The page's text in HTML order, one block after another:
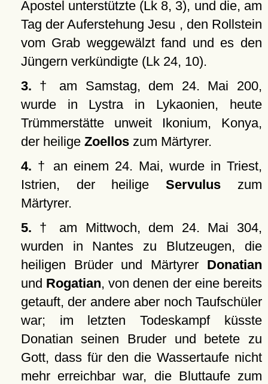
Apostel unterstützte (Lk 8, 3), und die, am
Tag der Auferstehung Jesu , den Rollstein
vom Grab weggewälzt fand und es den
Jüngern verkündigte (Lk 24, 10).
3. † am Samstag, dem 24. Mai 200,
wurde in Lystra in Lykaonien, heute
Trümmerstätte unweit Ikonium, Konya,
der heilige Zoelloszum Märtyrer.
4. † an einem 24. Mai, wurde in Triest,
Istrien, der heiligeServulus zum
Märtyrer.
5. † am Mittwoch, dem 24. Mai 304,
wurden in Nantes zu Blutzeugen, die
heiligen Brüder und Märtyrer Donatian
und Rogatian, von denen der eine bereits
getauft, der andere aber noch Taufschüler
war; im letzten Todeskampf küsste
Donatian seinen Bruder und betete zu
Gott, dass für den die Wassertaufe nicht
mehr erreichbar war, die Bluttaufe zum